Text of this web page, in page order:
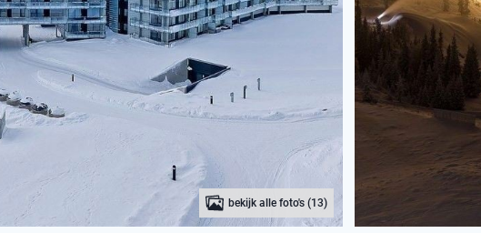
bekijk alle foto's (13)